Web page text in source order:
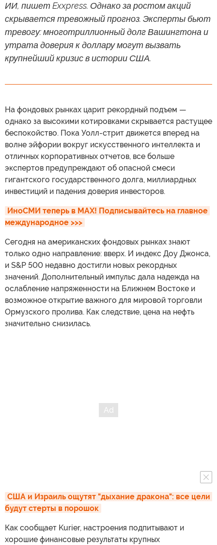
ИИ, пишет Exxpress. Однако за ростом акций
скрывается тревожный прогноз. Эксперты бьют
тревогу: многотриллионный долг Вашингтона и
утрата доверия к доллару могут вызвать
крупнейший кризис в истории США.
На фондовых рынках царит рекордный подъем —
однако за высокими котировками скрывается растущее
беспокойство. Пока Уолл-стрит движется вперед на
волне эйфории вокруг искусственного интеллекта и
отличных корпоративных отчетов, все больше
экспертов предупреждают об опасной смеси
гигантского государственного долга, миллиардных
инвестиций и падения доверия инвесторов.
ИноСМИ теперь в MAX! Подписывайтесь на главное
международное >>>
Сегодня на американских фондовых рынках знают
только одно направление: вверх. И индекс Доу Джонса,
и S&P 500 недавно достигли новых рекордных
значений. Дополнительный импульс дала надежда на
ослабление напряженности на Ближнем Востоке и
возможное открытие важного для мировой торговли
Ормузского пролива. Как следствие, цена на нефть
значительно снизилась.
США и Израиль ощутят "дыхание дракона": все цели
будут стерты в порошок
Как сообщает Kurier, настроения подпитывают и
хорошие финансовые результаты крупных